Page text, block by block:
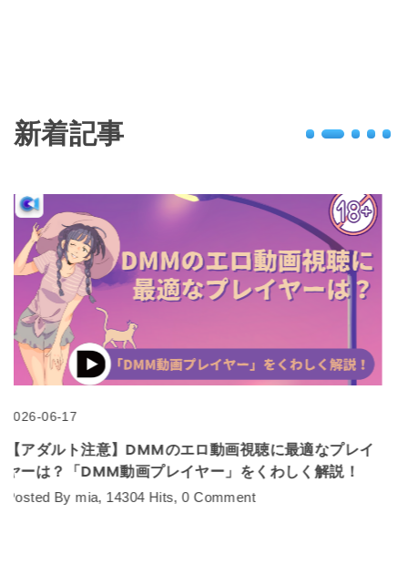
新着記事
2023-09-18
AVエロ動画見放題のサブスク！月額制のアダルト動画サ
ービスのおすすめ5選！
Posted By bianca, 5283 Hits, 0 Comment